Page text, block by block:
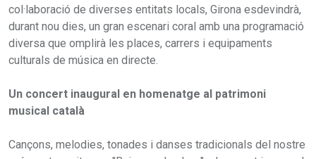
col·laboració de diverses entitats locals, Girona esdevindrà,
durant nou dies, un gran escenari coral amb una programació
diversa que omplirà les places, carrers i equipaments
culturals de música en directe.
Un concert inaugural en homenatge al patrimoni
musical català
Cançons, melodies, tonades i danses tradicionals del nostre